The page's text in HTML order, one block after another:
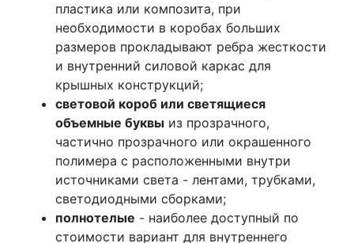
пластика или композита, при
необходимости в коробах больших
размеров прокладывают ребра жесткости
и внутренний силовой каркас для
крышных конструкций;
световой короб или светящиеся
объемные буквы из прозрачного,
частично прозрачного или окрашенного
полимера с расположенными внутри
источниками света - лентами, трубками,
светодиодными сборками;
полнотелые - наиболее доступный по
стоимости вариант для внутреннего